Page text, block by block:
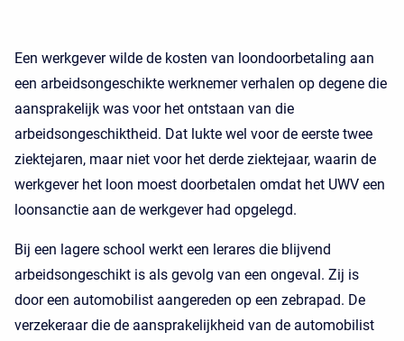
Een werkgever wilde de kosten van loondoorbetaling aan
een arbeidsongeschikte werknemer verhalen op degene die
aansprakelijk was voor het ontstaan van die
arbeidsongeschiktheid. Dat lukte wel voor de eerste twee
ziektejaren, maar niet voor het derde ziektejaar, waarin de
werkgever het loon moest doorbetalen omdat het UWV een
loonsanctie aan de werkgever had opgelegd.
Bij een lagere school werkt een lerares die blijvend
arbeidsongeschikt is als gevolg van een ongeval. Zij is
door een automobilist aangereden op een zebrapad. De
verzekeraar die de aansprakelijkheid van de automobilist